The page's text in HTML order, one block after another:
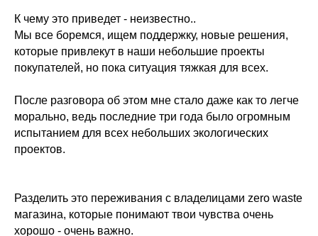
К чему это приведет - неизвестно..
Мы все боремся, ищем поддержку, новые решения,
которые привлекут в наши небольшие проекты
покупателей, но пока ситуация тяжкая для всех.
После разговора об этом мне стало даже как то легче
морально, ведь последние три года было огромным
испытанием для всех небольших экологических
проектов.
Разделить это переживания с владелицами zero waste
магазина, которые понимают твои чувства очень
хорошо - очень важно.